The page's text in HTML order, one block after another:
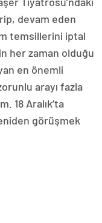
devam eden
temsillerini iptal
her zaman olduğu
en önemli
arayı fazla
18 Aralık’ta
görüşmek